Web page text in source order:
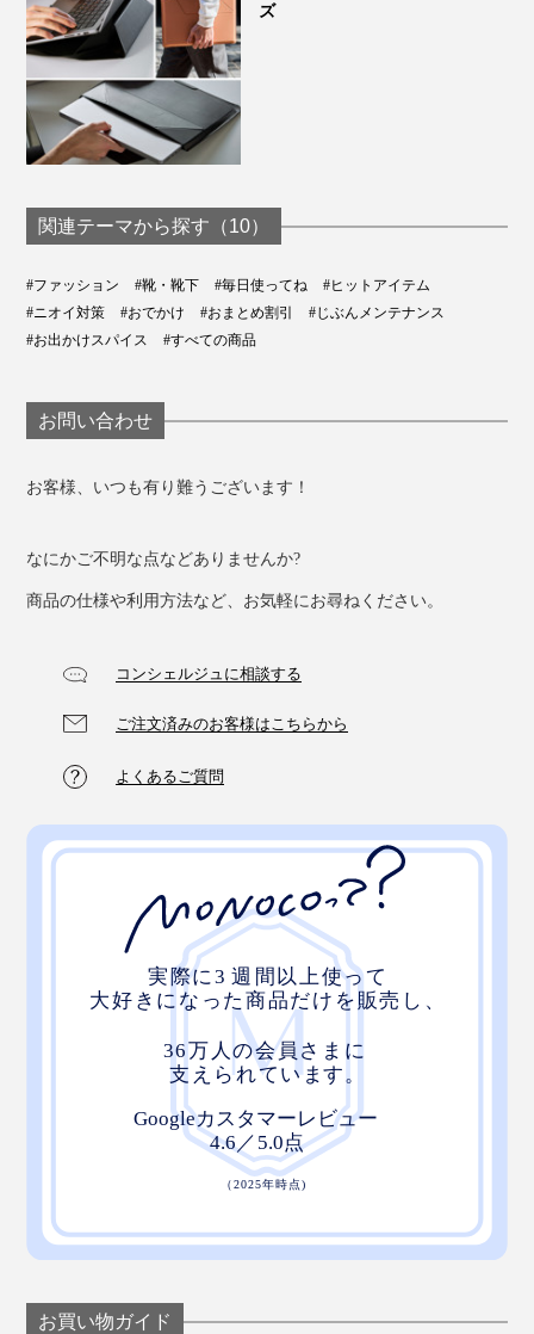
ズ
関連テーマから探す（10）
#ファッション #靴・靴下 #毎日使ってね
#ヒットアイテム
#ニオイ対策
#おでかけ #おまとめ割引
#じぶんメンテナンス
#お出かけスパイス
#すべての商品
お問い合わせ
お客様、いつも有り難うございます！
なにかご不明な点などありませんか?
商品の仕様や利用方法など、お気軽にお尋ねください。
コンシェルジュに相談する
ご注文済みのお客様はこちらから
よくあるご質問
お買い物ガイド